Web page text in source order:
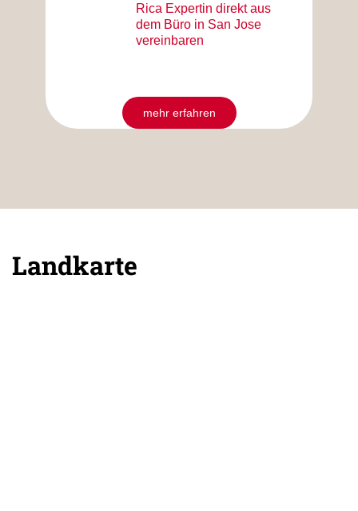
Rica Expertin direkt aus
dem Büro in San Jose
vereinbaren
mehr erfahren
Landkarte